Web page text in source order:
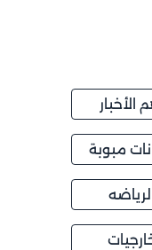
الأخبار
مبوبة
الرياضه